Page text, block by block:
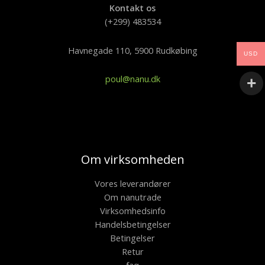
Kontakt os
(+299) 483534
Havnegade 110, 5900 Rudkøbing
poul@nanu.dk
Om virksomheden
Vores leverandører
Om nanutrade
Virksomhedsinfo
Handelsbetingelser
Betingelser
Retur
USD